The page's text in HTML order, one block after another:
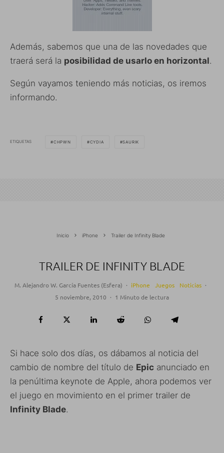
Además, sabemos que una de las novedades que
traerá será la posibilidad de usarlo en horizontal.
Según vayamos teniendo más noticias, os iremos
informando.
ETIQUETAS CHPWN CYDIA SAURIK
Inicio iPhone Trailer de Infinity Blade
TRAILER DE INFINITY BLADE
M. Alejandro W. García Fuentes (Esfera) · iPhone Juegos Noticias ·
5 noviembre, 2010 · 1 Minuto de lectura
Si hace solo dos días, os dábamos al noticia del
cambio de nombre del título de Epic anunciado en
la penúltima keynote de Apple, ahora podemos ver
el juego en movimiento en el primer trailer de
Infinity Blade.